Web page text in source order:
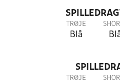
TRØJE
Blå
TRØJE